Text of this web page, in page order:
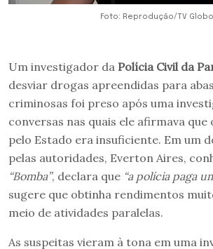
Foto: Reprodução/TV Globo
Um investigador da Polícia Civil da
desviar drogas apreendidas para
criminosas foi preso após uma
conversas nas quais ele afirmava que
pelo Estado era insuficiente. Em um
pelas autoridades, Everton Aires,
“Bomba”, declara que “a polícia paga
sugere que obtinha rendimentos
meio de atividades paralelas.
As suspeitas vieram à tona em uma